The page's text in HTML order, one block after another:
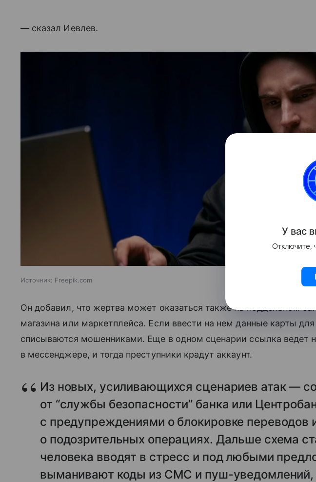
— сказал Иевлев.
Источник: Freepik.com
Он добавил, что жертва может оказаться также на поддельном
магазина или маркетплейса. Если ввести на нем данные карты
списываются мошенниками. Еще в одном сценарии ссылка ведет
в мессенджере, и тогда преступники крадут аккаунт.
Из новых, усиливающихся сценариев атак —
от “службы безопасности” банка или
с предупреждениями о блокировке переводов
о подозрительных операциях. Дальше схема
человека вводят в стресс и под любыми
выманивают коды из СМС и пуш-уведомлений,
У вас
Отключите,